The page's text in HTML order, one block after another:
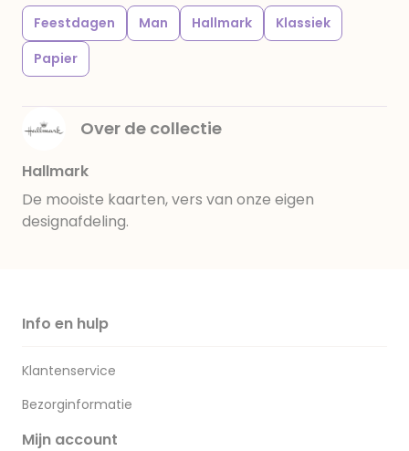
Feestdagen Man Hallmark
Klassiek
Papier
Over de collectie
Hallmark
De mooiste kaarten, vers van onze eigen
designafdeling.
Info en hulp
Klantenservice
Bezorginformatie
Mijn account